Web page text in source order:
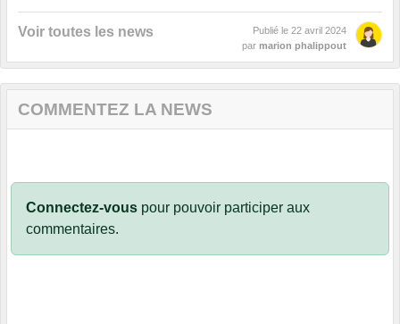
Voir toutes les news Publié le 22 avril 2024
par marion phalippout
COMMENTEZ LA NEWS
Connectez-vous pour pouvoir participer aux
commentaires.